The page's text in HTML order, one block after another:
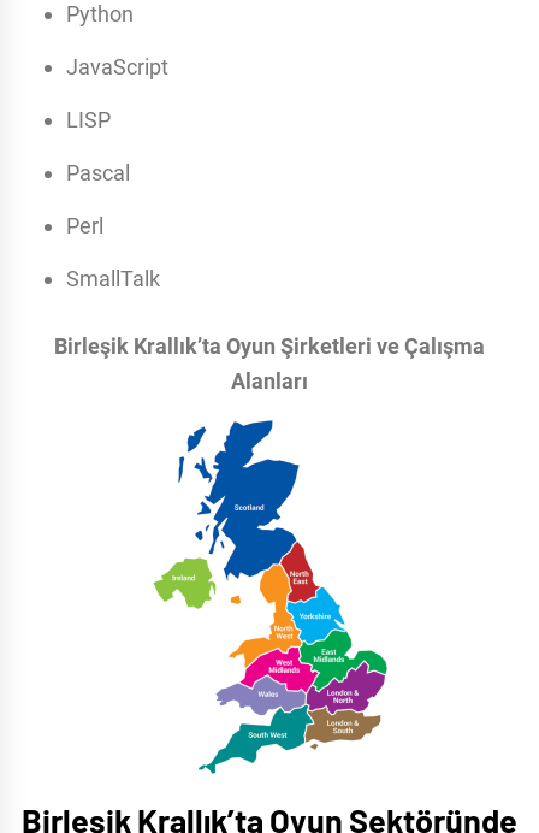
Python
JavaScript
LISP
Pascal
Perl
SmallTalk
Birleşik Krallık’ta Oyun Şirketleri ve Çalışma
Alanları
Birleşik Krallık’ta Oyun Sektöründe